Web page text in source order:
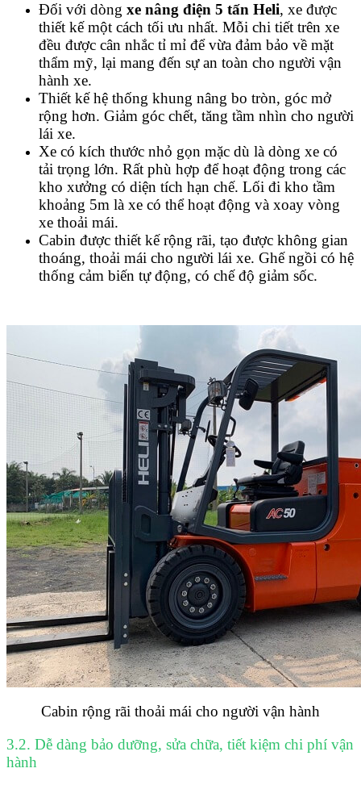
Đối với dòng xe nâng điện 5 tấn Heli, xe được
thiết kế một cách tối ưu nhất. Mỗi chi tiết trên xe
đều được cân nhắc tỉ mỉ để vừa đảm bảo về mặt
thẩm mỹ, lại mang đến sự an toàn cho người vận
hành xe.
Thiết kế hệ thống khung nâng bo tròn, góc mở
rộng hơn. Giảm góc chết, tăng tầm nhìn cho người
lái xe.
Xe có kích thước nhỏ gọn mặc dù là dòng xe có
tải trọng lớn. Rất phù hợp để hoạt động trong các
kho xưởng có diện tích hạn chế. Lối đi kho tầm
khoảng 5m là xe có thể hoạt động và xoay vòng
xe thoải mái.
Cabin được thiết kế rộng rãi, tạo được không gian
thoáng, thoải mái cho người lái xe. Ghế ngồi có hệ
thống cảm biến tự động, có chế độ giảm sốc.
Cabin rộng rãi thoải mái cho người vận hành
3.2. Dễ dàng bảo dưỡng, sửa chữa, tiết kiệm chi phí vận
hành